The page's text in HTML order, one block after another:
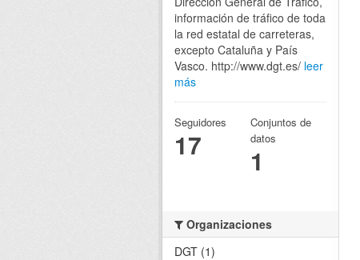
información de tráfico de toda
la red estatal de carreteras,
excepto Cataluña y País
Vasco. http://www.dgt.es/ leer
más
Seguidores
17
Conjuntos de
datos
1
Organizaciones
DGT (1)